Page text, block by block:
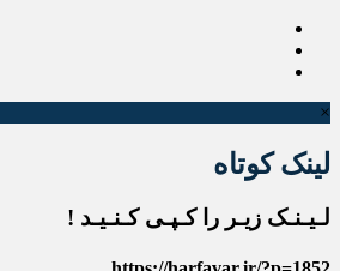
×
لینک کوتاه
لـیـنـک زیـر را کـپـی کـنـیـد !